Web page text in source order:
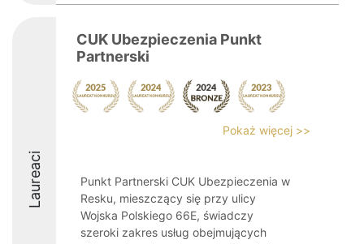
Laureaci
CUK Ubezpieczenia Punkt
Partnerski
Pokaż więcej >>
Punkt Partnerski CUK Ubezpieczenia w
Resku, mieszczący się przy ulicy
Wojska Polskiego 66E, świadczy
szeroki zakres usług obejmujących